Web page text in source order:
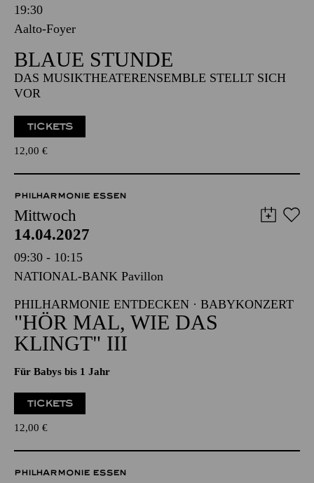
Montag
12.04.2027
19:30
Aalto-Foyer
BLAUE STUNDE
DAS MUSIKTHEATERENSEMBLE STELLT SICH
VOR
12,00€
PHILHARMONIE ESSEN
Mittwoch
14.04.2027
09:30 - 10:15
NATIONAL-BANK Pavillon
PHILHARMONIE ENTDECKEN · BABYKONZERT
"HÖR MAL, WIE DAS
Für Babys bis 1 Jahr
12,00€